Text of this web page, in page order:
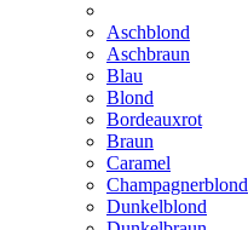
Aschblond
Aschbraun
Blau
Blond
Bordeauxrot
Braun
Caramel
Champagnerblond
Dunkelblond